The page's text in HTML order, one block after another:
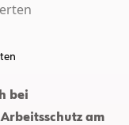
bei
am